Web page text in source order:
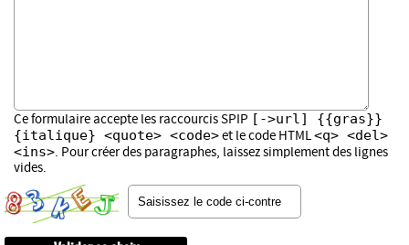
Ce formulaire accepte les raccourcis SPIP [->url] {{gras}}
{italique} <quote> <code>et le code HTML<q> <del>
<ins>. Pour créer des paragraphes, laissez simplement des lignes
vides.